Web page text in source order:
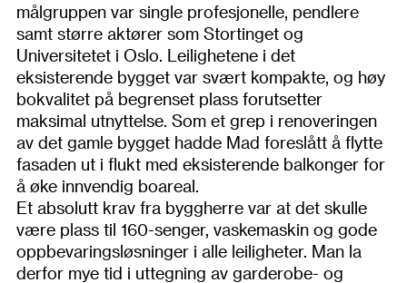
målgruppen var single profesjonelle, pendlere
samt større aktører som Stortinget og
Universitetet i Oslo. Leilighetene i det
eksisterende bygget var svært kompakte, og høy
bokvalitet på begrenset plass forutsetter
maksimal utnyttelse. Som et grep i renoveringen
av det gamle bygget hadde Mad foreslått å flytte
fasaden ut i flukt med eksisterende balkonger for
å øke innvendig boareal.
Et absolutt krav fra byggherre var at det skulle
være plass til 160-senger, vaskemaskin og gode
oppbevaringsløsninger i alle leiligheter. Man la
derfor mye tid i uttegning av garderobe- og